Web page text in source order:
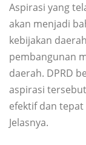
Aspirasi yang
akan menjadi
kebijakan
pembangunan
daerah. DPRD
aspirasi
efektif dan
Jelasnya.